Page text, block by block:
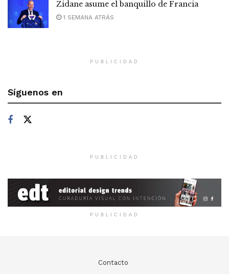
Zidane asume el banquillo de Francia
1 SEMANA ATRÁS
PUBLICIDAD
Síguenos en
PUBLICIDAD
PUBLICIDAD
Contacto